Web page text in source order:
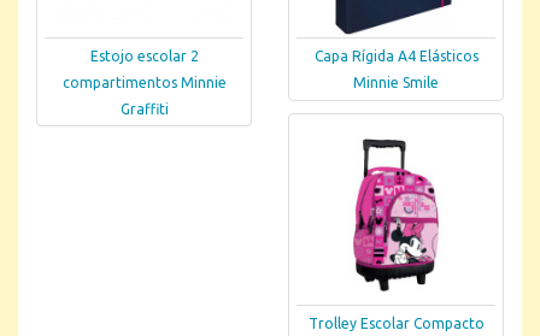
Estojo escolar 2
compartimentos Minnie
Graffiti
Capa Rígida A4 Elásticos
Minnie Smile
Trolley Escolar Compacto